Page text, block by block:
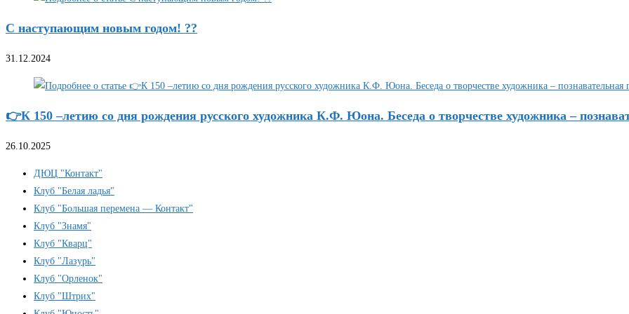
С наступающим новым годом! ??
31.12.2024
👉К 150 –летию со дня рождения русского художника К.Ф. Юона. Беседа о творчестве художника –
26.10.2025
ДЮЦ "Контакт"
Клуб "Белая ладья"
Клуб "Большая перемена — Контакт"
Клуб "Знамя"
Клуб "Кварц"
Клуб "Лазурь"
Клуб "Орленок"
Клуб "Штрих"